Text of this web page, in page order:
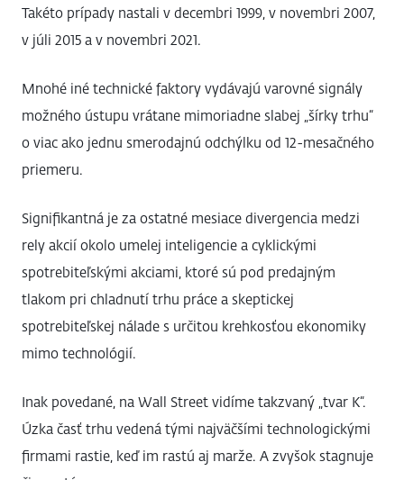
Takéto prípady nastali v decembri 1999, v novembri 2007,
v júli 2015 a v novembri 2021.
Mnohé iné technické faktory vydávajú varovné signály
možného ústupu vrátane mimoriadne slabej „šírky trhu“
o viac ako jednu smerodajnú odchýlku od 12-mesačného
priemeru.
Signifikantná je za ostatné mesiace divergencia medzi
rely akcií okolo umelej inteligencie a cyklickými
spotrebiteľskými akciami, ktoré sú pod predajným
tlakom pri chladnutí trhu práce a skeptickej
spotrebiteľskej nálade s určitou krehkosťou ekonomiky
mimo technológií.
Inak povedané, na Wall Street vidíme takzvaný „tvar K“.
Úzka časť trhu vedená tými najväčšími technologickými
firmami rastie, keď im rastú aj marže. A zvyšok stagnuje